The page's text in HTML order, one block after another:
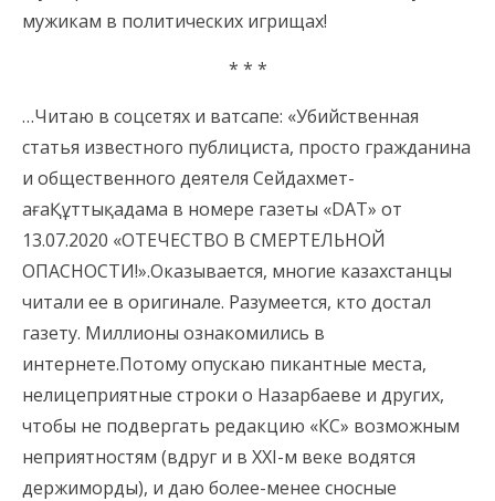
мужикам в политических игрищах!
* * *
…Читаю в соцсетях и ватсапе: «Убийственная
статья известного публициста, просто гражданина
и общественного деятеля Сейдахмет-
ағаҚұттықадама в номере газеты «DAT» от
13.07.2020 «ОТЕЧЕСТВО В СМЕРТЕЛЬНОЙ
ОПАСНОСТИ!».Оказывается, многие казахстанцы
читали ее в оригинале. Разумеется, кто достал
газету. Миллионы ознакомились в
интернете.Потому опускаю пикантные места,
нелицеприятные строки о Назарбаеве и других,
чтобы не подвергать редакцию «КС» возможным
неприятностям (вдруг и в ХХI-м веке водятся
держиморды), и даю более-менее сносные